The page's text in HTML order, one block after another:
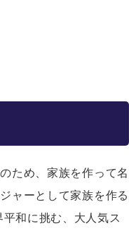
ため、家族を作って名
ャーとして家族を作る
和に挑む、大人気ス